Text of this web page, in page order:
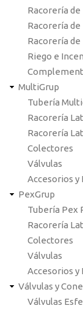
navegación
Racorería
Racorería
Racorería
Riego e
MultiGrup
Tubería
Racorería
Racorería
Colectores
Válvulas
Accesorios
PexGrup
Tubería Pex
Racorería
Colectores
Válvulas
Accesorios
Válvulas y
Válvulas